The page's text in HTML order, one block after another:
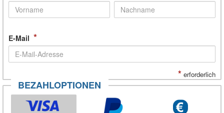
E-Mail *
* erforderlich
BEZAHLOPTIONEN